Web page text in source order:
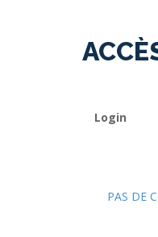
Login
PAS DE